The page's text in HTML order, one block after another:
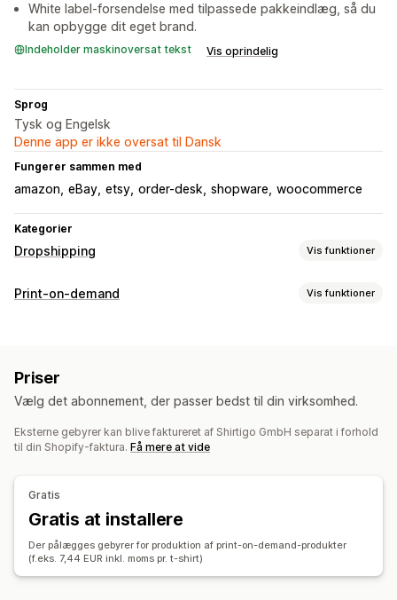
White label-forsendelse med tilpassede pakkeindlæg, så du
kan opbygge dit eget brand.
Indeholder maskinoversat tekst Vis oprindelig
Sprog
Tysk og Engelsk
Denne app er ikke oversat til Dansk
Fungerer sammen med
amazon eBay etsy order-desk shopware woocommerce
Kategorier
Dropshipping Vis funktioner
Produkter, du kan sælge
Tyskland
Print-on-demand Vis funktioner
Generator af attrap
Tilpassede skabeloner
Produkter
Leveringsmuligheder
White label
Masseforsendelse
Priser
Vælg det abonnement, der passer bedst til din virksomhed.
Eksterne gebyrer kan blive faktureret af Shirtigo GmbH separat i forhold
til din Shopify-faktura. Få mere at vide
Gratis
Gratis at installere
Der pålægges gebyrer for produktion af print-on-demand-produkter
(f.eks. 7,44 EUR inkl. moms pr. t-shirt)